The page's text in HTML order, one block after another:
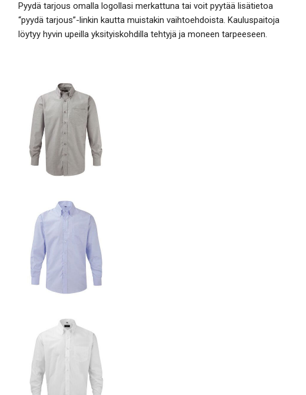
Pyydä tarjous omalla logollasi merkattuna tai voit pyytää lisätietoa
“pyydä tarjous”-linkin kautta muistakin vaihtoehdoista. Kauluspaitoja
löytyy hyvin upeilla yksityiskohdilla tehtyjä ja moneen tarpeeseen.